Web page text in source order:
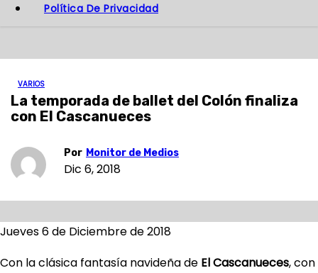
Política De Privacidad
VARIOS
La temporada de ballet del Colón finaliza
con El Cascanueces
Por Monitor de Medios
Dic 6, 2018
Jueves 6 de Diciembre de 2018
Con la clásica fantasía navideña de El Cascanueces, con